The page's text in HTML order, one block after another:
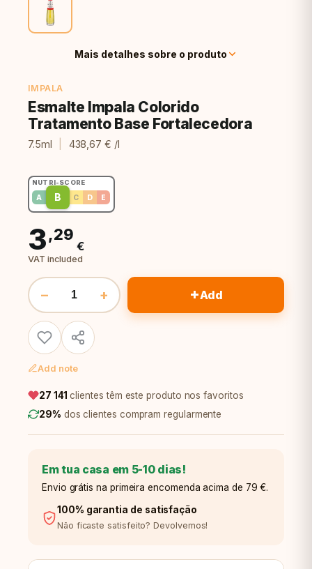
Mais detalhes sobre o produto
IMPALA
Esmalte Impala Colorido
Tratamento Base Fortalecedora
7.5ml 438,67 € /l
NUTRI-SCORE
A B C D E
3,29
€
VAT included
− + +Add
Add note
27 141 clientes têm este produto nos favoritos
29% dos clientes compram regularmente
Em tua casa em 5-10 dias!
Envio grátis na primeira encomenda acima de 79 €.
100% garantia de satisfação
Não ficaste satisfeito? Devolvemos!